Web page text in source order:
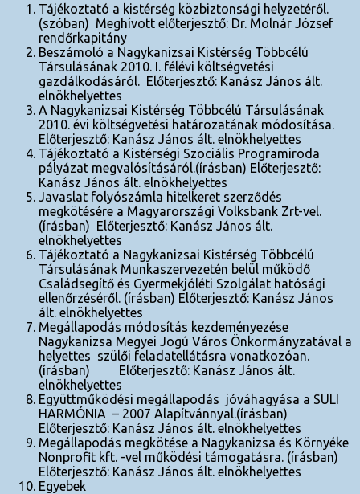
Tájékoztató a kistérség közbiztonsági helyzetéről.
(szóban) Meghívott előterjesztő: Dr. Molnár József
rendőrkapitány
Beszámoló a Nagykanizsai Kistérség Többcélú
Társulásának 2010. I. félévi költségvetési
gazdálkodásáról. Előterjesztő: Kanász János ált.
elnökhelyettes
A Nagykanizsai Kistérség Többcélú Társulásának
2010. évi költségvetési határozatának módosítása.
Előterjesztő: Kanász János ált. elnökhelyettes
Tájékoztató a Kistérségi Szociális Programiroda
pályázat megvalósításáról.(írásban) Előterjesztő:
Kanász János ált. elnökhelyettes
Javaslat folyószámla hitelkeret szerződés
megkötésére a Magyarországi Volksbank Zrt-vel.
(írásban) Előterjesztő: Kanász János ált.
elnökhelyettes
Tájékoztató a Nagykanizsai Kistérség Többcélú
Társulásának Munkaszervezetén belül működő
Családsegítő és Gyermekjóléti Szolgálat hatósági
ellenőrzéséről. (írásban) Előterjesztő: Kanász János
ált. elnökhelyettes
Megállapodás módosítás kezdeményezése
Nagykanizsa Megyei Jogú Város Önkormányzatával a
helyettes szülői feladatellátásra vonatkozóan.
(írásban) Előterjesztő: Kanász János ált.
elnökhelyettes
Együttműködési megállapodás jóváhagyása a SULI
HARMÓNIA – 2007 Alapítvánnyal.(írásban)
Előterjesztő: Kanász János ált. elnökhelyettes
Megállapodás megkötése a Nagykanizsa és Környéke
Nonprofit kft. -vel működési támogatásra. (írásban)
Előterjesztő: Kanász János ált. elnökhelyettes
Egyebek